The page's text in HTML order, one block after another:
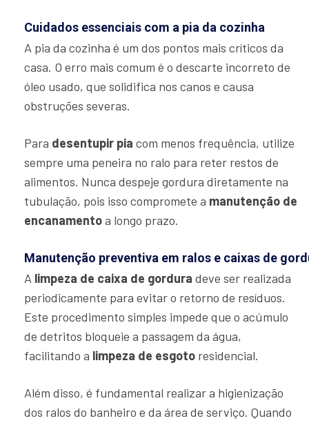
Cuidados essenciais com a pia da cozinha
A pia da cozinha é um dos pontos mais críticos da
casa. O erro mais comum é o descarte incorreto de
óleo usado, que solidifica nos canos e causa
obstruções severas.
Para desentupir pia com menos frequência, utilize
sempre uma peneira no ralo para reter restos de
alimentos. Nunca despeje gordura diretamente na
tubulação, pois isso compromete a manutenção de
encanamentoa longo prazo.
Manutenção preventiva em ralos e caixas de
A limpeza de caixa de gordura deve ser realizada
periodicamente para evitar o retorno de resíduos.
Este procedimento simples impede que o acúmulo
de detritos bloqueie a passagem da água,
facilitando a limpeza de esgoto residencial.
Além disso, é fundamental realizar a higienização
dos ralos do banheiro e da área de serviço. Quando